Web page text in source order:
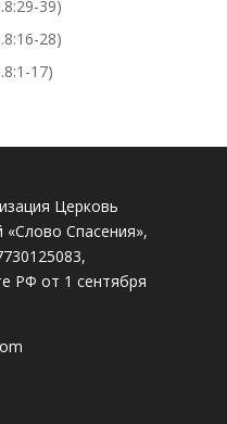
39)
28)
17)
Церковь
«Слово Спасения»,
РФ от 1 сентября